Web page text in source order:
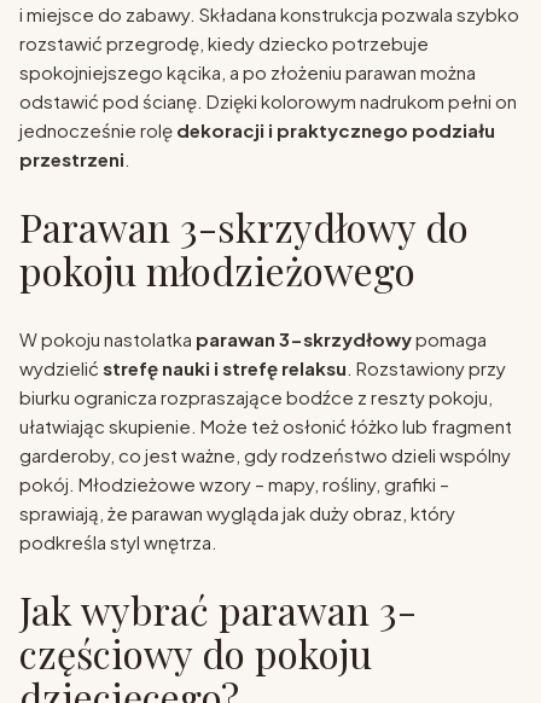
i miejsce do zabawy. Składana konstrukcja pozwala szybko
rozstawić przegrodę, kiedy dziecko potrzebuje
spokojniejszego kącika, a po złożeniu parawan można
odstawić pod ścianę. Dzięki kolorowym nadrukom pełni on
jednocześnie rolę dekoracji i praktycznego podziału
przestrzeni
Parawan 3-skrzydłowy do
pokoju młodzieżowego
W pokoju nastolatka parawan 3-skrzydłowypomaga
wydzielić strefę nauki i strefę relaksu . Rozstawiony przy
biurku ogranicza rozpraszające bodźce z reszty pokoju,
ułatwiając skupienie. Może też osłonić łóżko lub fragment
garderoby, co jest ważne, gdy rodzeństwo dzieli wspólny
pokój. Młodzieżowe wzory – mapy, rośliny, grafiki –
sprawiają, że parawan wygląda jak duży obraz, który
podkreśla styl wnętrza.
Jak wybrać parawan 3-
częściowy do pokoju